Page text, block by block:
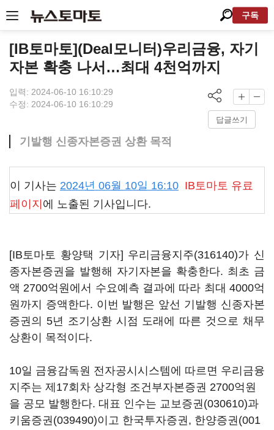
구독
[IB토마토](Deal모니터)우리금융, 자기
자본 확충 나서…최대 4천억까지
입력: 2024-06-10 16:10:29
수정: 2024-06-10 16:10:29
답글쓰기
기발행 신종자본증권 상환 목적
이 기사는 2024년 06월 10일 16:10 IB토마토 유료
페이지 에 노출된 기사입니다.
[IB토마토 황양택 기자] 우리금융지주(316140)가 신
종자본증권을 발행해 자기자본을 확충한다. 최초 금
액 2700억원에서 수요예측 결과에 따라 최대 4000억
원까지 증액한다. 이번 발행은 앞선 기발행 신종자본
증권의 5년 조기상환 시점 도래에 따른 것으로 채무
상환이 목적이다.
10일 금융감독원 전자공시시스템에 따르면 우리금융
지주는 제17회차 상각형 조건부자본증권 2700억원
을 공모 발행한다. 대표 인수는 교보증권(030610)과
키움증권(039490)이고 한국투자증권, 한양증권(001